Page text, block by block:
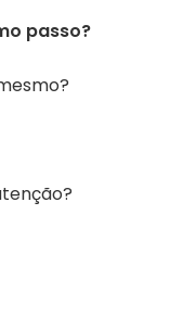
passo?